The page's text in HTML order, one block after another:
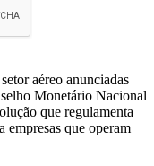
aéreo anunciadas
Monetário Nacional
que regulamenta
empresas que operam